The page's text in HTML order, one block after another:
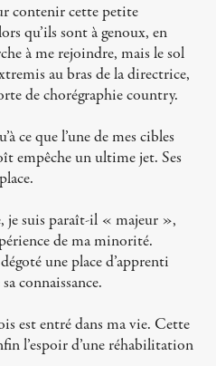
contenir cette petite
qu’ils sont à genoux, en
à me rejoindre, mais le sol
au bras de la directrice,
de chorégraphie country.
ce que l’une de mes cibles
empêche un ultime jet. Ses
je suis paraît-il « majeur »,
de ma minorité.
une place d’apprenti
connaissance.
est entré dans ma vie. Cette
l’espoir d’une réhabilitation